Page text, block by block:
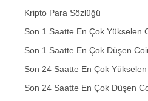
Kripto Para Sözlüğü
Son 1 Saatte En Çok Yükselen
Son 1 Saatte En Çok Düşen
Son 24 Saatte En Çok
Son 24 Saatte En Çok Düşen